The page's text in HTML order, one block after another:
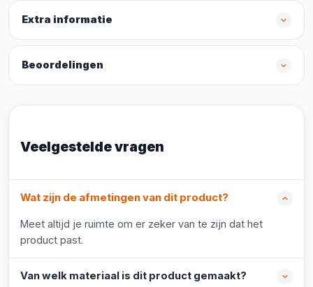
Extra informatie
Beoordelingen
Veelgestelde vragen
Wat zijn de afmetingen van dit product?
Meet altijd je ruimte om er zeker van te zijn dat het
product past.
Van welk materiaal is dit product gemaakt?